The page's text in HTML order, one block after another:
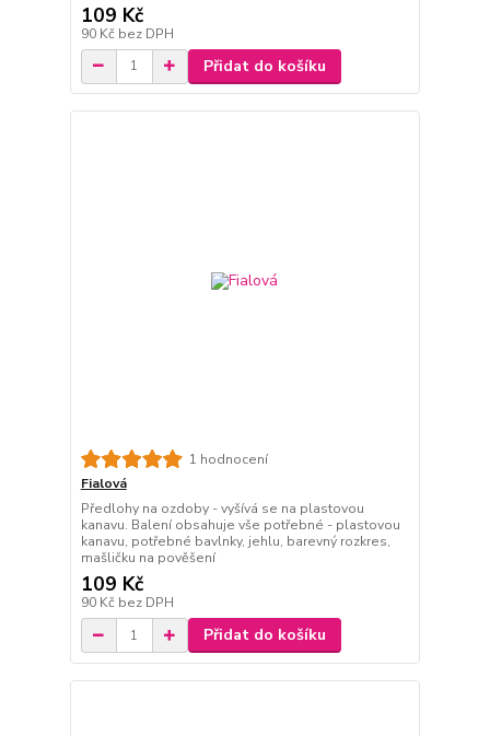
109 Kč
90 Kč bez DPH
Přidat do košíku
1 hodnocení
Fialová
Předlohy na ozdoby - vyšívá se na plastovou
kanavu. Balení obsahuje vše potřebné - plastovou
kanavu, potřebné bavlnky, jehlu, barevný rozkres,
mašličku na pověšení
109 Kč
90 Kč bez DPH
Přidat do košíku